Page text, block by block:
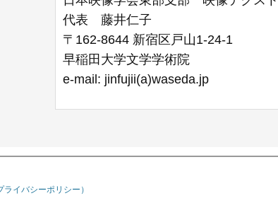
代表 藤井仁子
〒162-8644 新宿区戸山1-24-1
早稲田大学文学学術院
e-mail: jinfujii(a)waseda.jp
イバシーポリシー）